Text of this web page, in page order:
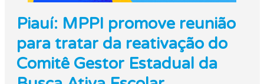
Piauí: MPPI promove reunião
para tratar da reativação do
Comitê Gestor Estadual da